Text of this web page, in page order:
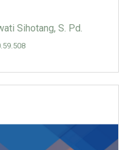
Sihotang, S. Pd.